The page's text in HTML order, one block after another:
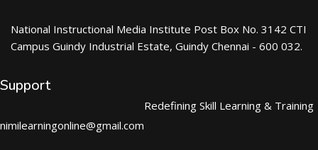
National Instructional Media Institute Post Box No. 3142 CTI
Campus Guindy Industrial Estate, Guindy Chennai - 600 032.
Support
nimilearningonline@gmail.com
Redefining Skill Learning & Training